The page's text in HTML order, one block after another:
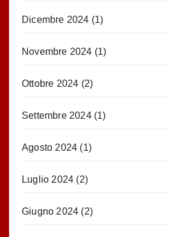
Dicembre 2024 (1)
Novembre 2024 (1)
Ottobre 2024 (2)
Settembre 2024(1)
Agosto 2024 (1)
Luglio 2024 (2)
Giugno 2024 (2)